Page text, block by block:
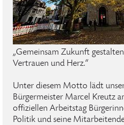
„Gemeinsam Zukunft
Vertrauen und Herz.“
Unter diesem Motto lädt
Bürgermeister Marcel Kreutz
offiziellen Arbeitstag
Politik und seine